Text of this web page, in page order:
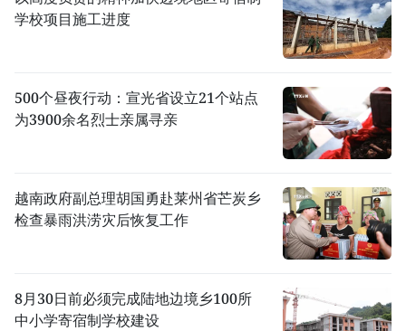
学校项目施工进度
500个昼夜行动：宣光省设立21个站点
为3900余名烈士亲属寻亲
越南政府副总理胡国勇赴莱州省芒炭乡
检查暴雨洪涝灾后恢复工作
8月30日前必须完成陆地边境乡100所
中小学寄宿制学校建设